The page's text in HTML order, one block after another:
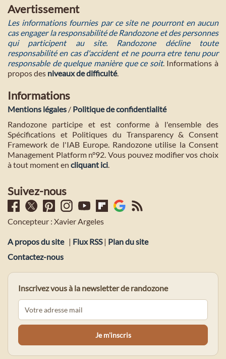
Avertissement
Les informations fournies par ce site ne pourront en aucun
cas engager la responsabilité de Randozone et des personnes
qui participent au site. Randozone décline toute
responsabilité en cas d'accident et ne pourra etre tenu pour
responsable de quelque manière que ce soit. Informations à
propos des niveaux de difficulté.
Informations
Mentions légales / Politique de confidentialité
Randozone participe et est conforme à l'ensemble des
Spécifications et Politiques du Transparency & Consent
Framework de l'IAB Europe. Randozone utilise la Consent
Management Platform n°92. Vous pouvez modifier vos choix
à tout moment en cliquant ici.
Suivez-nous
Concepteur : Xavier Argeles
A propos du site | Flux RSS| Plan du site
Contactez-nous
Inscrivez vous à la newsletter de randozone